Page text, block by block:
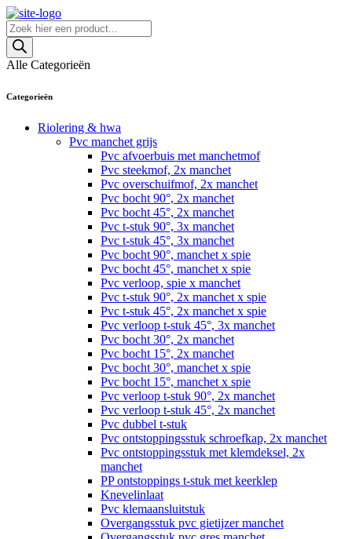
Skip
to
content
Producten
zoeken
Alle Categorieën
Categorieën
Riolering & hwa
Pvc manchet grijs
Pvc afvoerbuis met manchetmof
Pvc steekmof, 2x manchet
Pvc overschuifmof, 2x manchet
Pvc bocht 90°, 2x manchet
Pvc bocht 45°, 2x manchet
Pvc t-stuk 90°, 3x manchet
Pvc t-stuk 45°, 3x manchet
Pvc bocht 90°, manchet x spie
Pvc bocht 45°, manchet x spie
Pvc verloop, spie x manchet
Pvc t-stuk 90°, 2x manchet x spie
Pvc t-stuk 45°, 2x manchet x spie
Pvc verloop t-stuk 45°, 3x manchet
Pvc bocht 30°, 2x manchet
Pvc bocht 15°, 2x manchet
Pvc bocht 30°, manchet x spie
Pvc bocht 15°, manchet x spie
Pvc verloop t-stuk 90°, 2x manchet
Pvc verloop t-stuk 45°, 2x manchet
Pvc dubbel t-stuk
Pvc ontstoppingsstuk schroefkap, 2x manchet
Pvc ontstoppingsstuk met klemdeksel, 2x
manchet
PP ontstoppings t-stuk met keerklep
Knevelinlaat
Pvc klemaansluitstuk
Overgangsstuk pvc gietijzer manchet